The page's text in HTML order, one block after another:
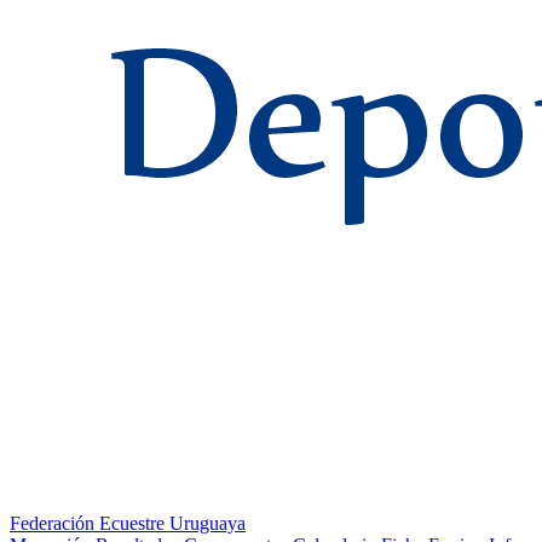
Federación Ecuestre Uruguaya